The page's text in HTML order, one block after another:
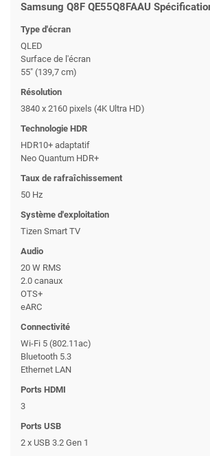
Samsung Q8F QE55Q8FAAU
Type d'écran
QLED
Surface de l'écran
55" (139,7 cm)
Résolution
3840 x 2160 pixels (4K Ultra HD)
Technologie HDR
HDR10+ adaptatif
Neo Quantum HDR+
Taux de rafraîchissement
50 Hz
Système d'exploitation
Tizen Smart TV
Audio
20 W RMS
2.0 canaux
OTS+
eARC
Connectivité
Wi-Fi 5 (802.11ac)
Bluetooth 5.3
Ethernet LAN
Ports HDMI
3
Ports USB
2 x USB 3.2 Gen 1